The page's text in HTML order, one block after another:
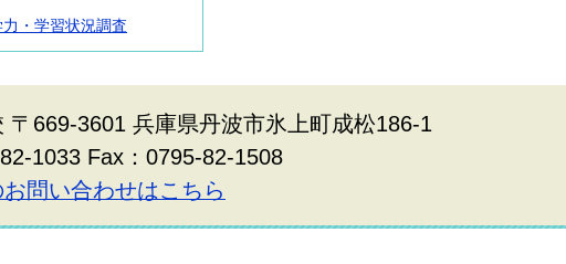
・学習状況調査
〒669-3601 兵庫県丹波市氷上町成松186-1
1033 Fax：0795-82-1508
問い合わせはこちら